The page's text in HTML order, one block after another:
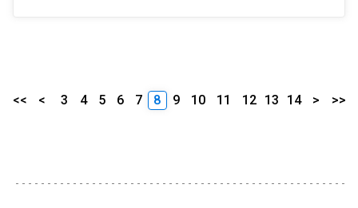
<< < 3 4 5 6 7 8 9 10 11 12 13 14 > >>